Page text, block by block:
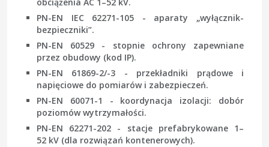
PN-EN IEC 62271-105 - aparaty „wyłącznik-
bezpieczniki”.
PN-EN 60529 - stopnie ochrony zapewniane
przez obudowy (kod IP).
PN-EN 61869-2/-3 - przekładniki prądowe i
napięciowe do pomiarów i zabezpieczeń.
PN-EN 60071-1 - koordynacja izolacji: dobór
poziomów wytrzymałości.
PN-EN 62271-202 - stacje prefabrykowane 1–
52 kV (dla rozwiązań kontenerowych).